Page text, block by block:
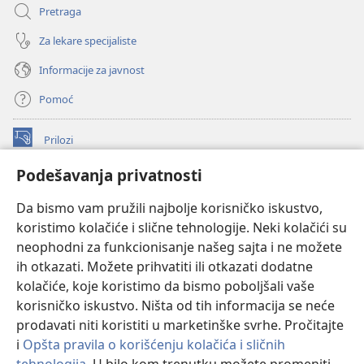
Podešavanja privatnosti
Da bismo vam pružili najbolje korisničko iskustvo,
koristimo kolačiće i slične tehnologije. Neki kolačići su
neophodni za funkcionisanje našeg sajta i ne možete
ih otkazati. Možete prihvatiti ili otkazati dodatne
kolačiće, koje koristimo da bismo poboljšali vaše
korisničko iskustvo. Ništa od tih informacija se neće
prodavati niti koristiti u marketinške svrhe. Pročitajte
i Opšta pravila o korišćenju kolačića i sličnih
Pretraga
Za lekare specijaliste
Informacije za javnost
Pomoć
Prilozi
(otvara
prozor)ONLAJN BIBLIOTEKA Watchtower
novi
prozor)JW Hub
(otvara
novi
prozor)
®
Watchtower Library®